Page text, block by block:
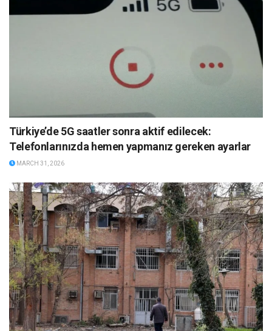
Türkiye’de 5G saatler sonra aktif edilecek:
Telefonlarınızda hemen yapmanız gereken ayarlar
MARCH 31, 2026